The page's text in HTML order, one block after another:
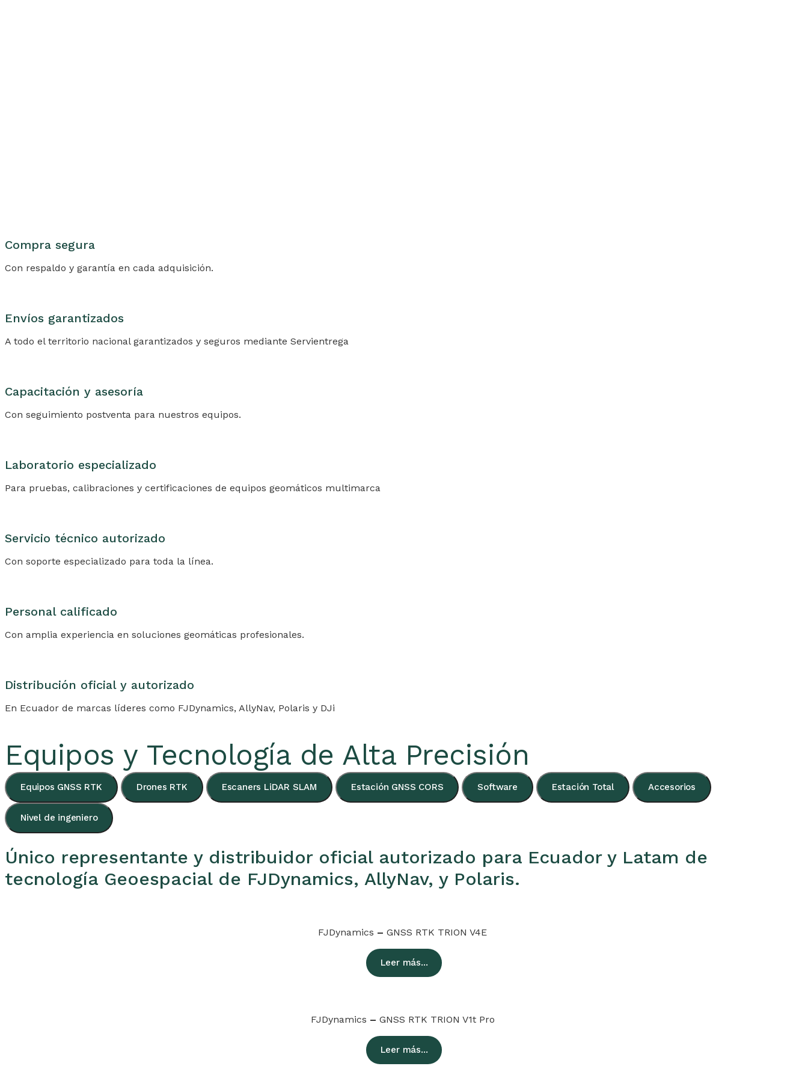
Compra segura
Con respaldo y garantía en cada adquisición.
Envíos garantizados
A todo el territorio nacional garantizados y seguros mediante Servientrega
Capacitación y asesoría
Con seguimiento postventa para nuestros equipos.
Laboratorio especializado
Para pruebas, calibraciones y certificaciones de equipos geomáticos multimarca
Servicio técnico autorizado
Con soporte especializado para toda la línea.
Personal calificado
Con amplia experiencia en soluciones geomáticas profesionales.
Distribución oficial y autorizado
En Ecuador de marcas líderes como FJDynamics, AllyNav, Polaris y DJi
Equipos y Tecnología de Alta Precisión
Equipos GNSS RTK Drones RTK Escaners LiDAR SLAM Estación GNSS CORS Software Estación Total Accesorios
Nivel de ingeniero
Único representante y distribuidor oficial autorizado para Ecuador y Latam de
tecnología Geoespacial de FJDynamics, AllyNav, y Polaris.
FJDynamics – GNSS RTK TRION V4E
Leer más...
FJDynamics – GNSS RTK TRION V1t Pro
Leer más...